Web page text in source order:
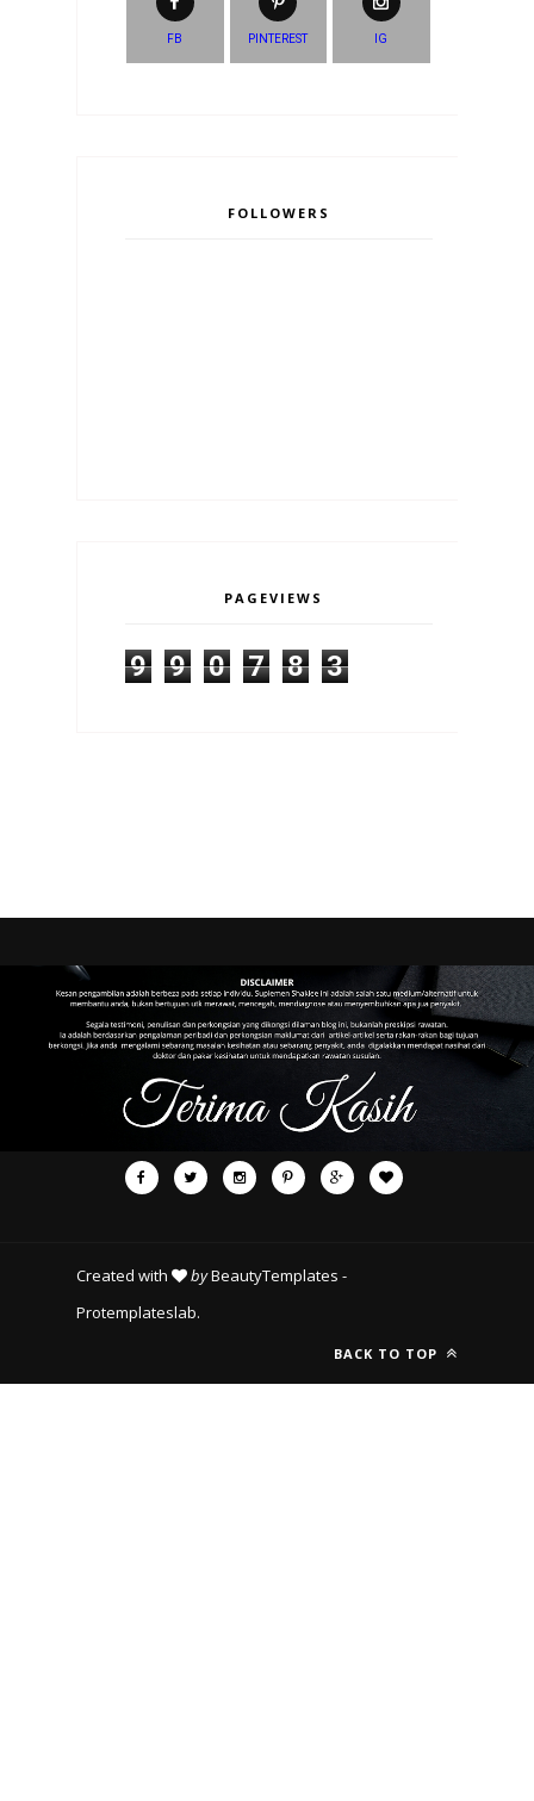
FB PINTEREST IG
FOLLOWERS
PAGEVIEWS
9 9 0 7 8 3
Created with byBeautyTemplates -
Protemplateslab.
BACK TO TOP